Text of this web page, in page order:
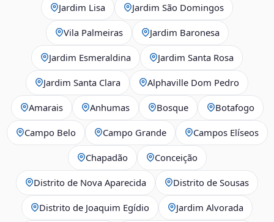
Jardim Lisa Jardim São Domingos
Vila Palmeiras Jardim Baronesa
Jardim Esmeraldina Jardim Santa Rosa
Jardim Santa Clara Alphaville Dom Pedro
Amarais Anhumas Bosque Botafogo
Campo Belo Campo Grande Campos Elíseos
Chapadão Conceição
Distrito de Nova Aparecida Distrito de Sousas
Distrito de Joaquim Egídio Jardim Alvorada